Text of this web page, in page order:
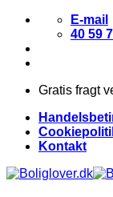
Fortsæt
indhold
E-mail
40 59
Gratis fragt
Kontakt